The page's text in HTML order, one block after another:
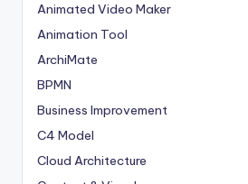
Animated Video Maker
Animation Tool
ArchiMate
BPMN
Business Improvement
C4 Model
Cloud Architecture